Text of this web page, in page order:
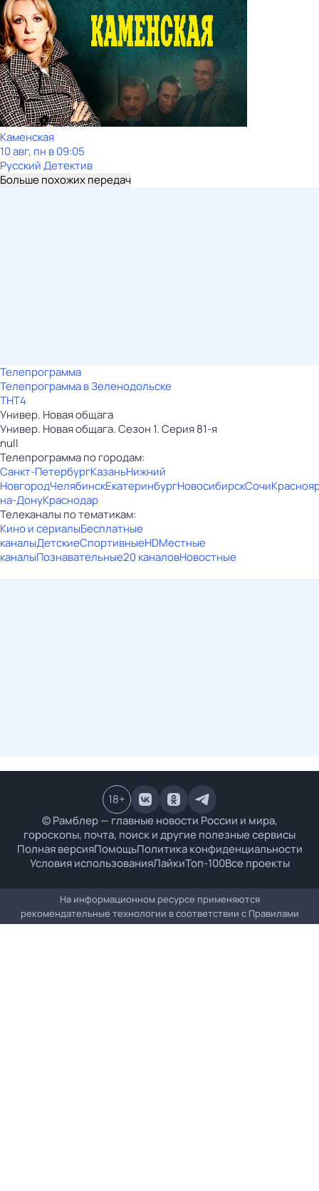
Каменская
10 авг, пн в 09:05
Русский Детектив
Больше похожих передач
Телепрограмма
Телепрограмма в Зеленодольске
ТНТ4
Универ. Новая общага
Универ. Новая общага. Сезон 1. Серия 81-я
null
Телепрограмма по городам:
Санкт-ПетербургКазаньНижний
НовгородЧелябинскЕкатеринбургНовосибирскСочи
на-ДонуКраснодар
Телеканалы по тематикам:
Кино и сериалыБесплатные
каналыДетскиеСпортивныеHDМестные
каналыПознавательные20 каналовНовостные
© Рамблер — главные новости России и мира,
гороскопы, почта, поиск и другие полезные сервисы
Полная версияПомощьПолитика конфиденциальности
Условия использованияЛайкиТоп-100Все проекты
18+
На информационном ресурсе применяются
рекомендательные технологии в соответствии с Правилами